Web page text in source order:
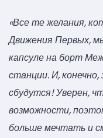
«Все те желания,
Движения Первых,
капсуле на борт
станции. И,
сбудутся! Уверен,
возможности,
больше мечтать и